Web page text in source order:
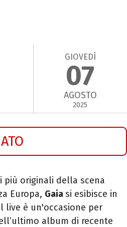
GIOVEDÌ
07
AGOSTO
2025
più originali della scena
Europa, Gaiasi esibisce in
live è un'occasione per
album di recente